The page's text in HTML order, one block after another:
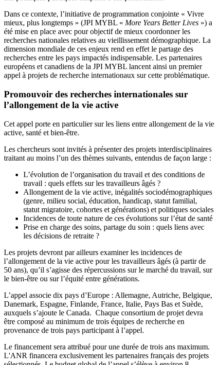
Dans ce contexte, l’initiative de programmation conjointe « Vivre
mieux, plus longtemps » (JPI MYBL « More Years Better Lives ») a
été mise en place avec pour objectif de mieux coordonner les
recherches nationales relatives au vieillissement démographique. La
dimension mondiale de ces enjeux rend en effet le partage des
recherches entre les pays impactés indispensable. Les partenaires
européens et canadiens de la JPI MYBL lancent ainsi un premier
appel à projets de recherche internationaux sur cette problématique.
Promouvoir des recherches internationales sur
l’allongement de la vie active
Cet appel porte en particulier sur les liens entre allongement de la vie
active, santé et bien-être.
Les chercheurs sont invités à présenter des projets interdisciplinaires
traitant au moins l’un des thèmes suivants, entendus de façon large :
L’évolution de l’organisation du travail et des conditions de
travail : quels effets sur les travailleurs âgés ?
Allongement de la vie active, inégalités sociodémographiques
(genre, milieu social, éducation, handicap, statut familial,
statut migratoire, cohortes et générations) et politiques sociales
Incidences de toute nature de ces évolutions sur l’état de santé
Prise en charge des soins, partage du soin : quels liens avec
les décisions de retraite ?
Les projets devront par ailleurs examiner les incidences de
l’allongement de la vie active pour les travailleurs âgés (à partir de
50 ans), qu’il s’agisse des répercussions sur le marché du travail, sur
le bien-être ou sur l’équité entre générations.
L’appel associe dix pays d’Europe : Allemagne, Autriche, Belgique,
Danemark, Espagne, Finlande, France, Italie, Pays Bas et Suède,
auxquels s’ajoute le Canada. Chaque consortium de projet devra
être composé au minimum de trois équipes de recherche en
provenance de trois pays participant à l’appel.
Le financement sera attribué pour une durée de trois ans maximum.
L'ANR financera exclusivement les partenaires français des projets